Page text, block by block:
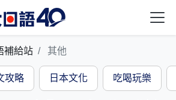
補給站 其他
攻略 日本文化 吃喝玩樂